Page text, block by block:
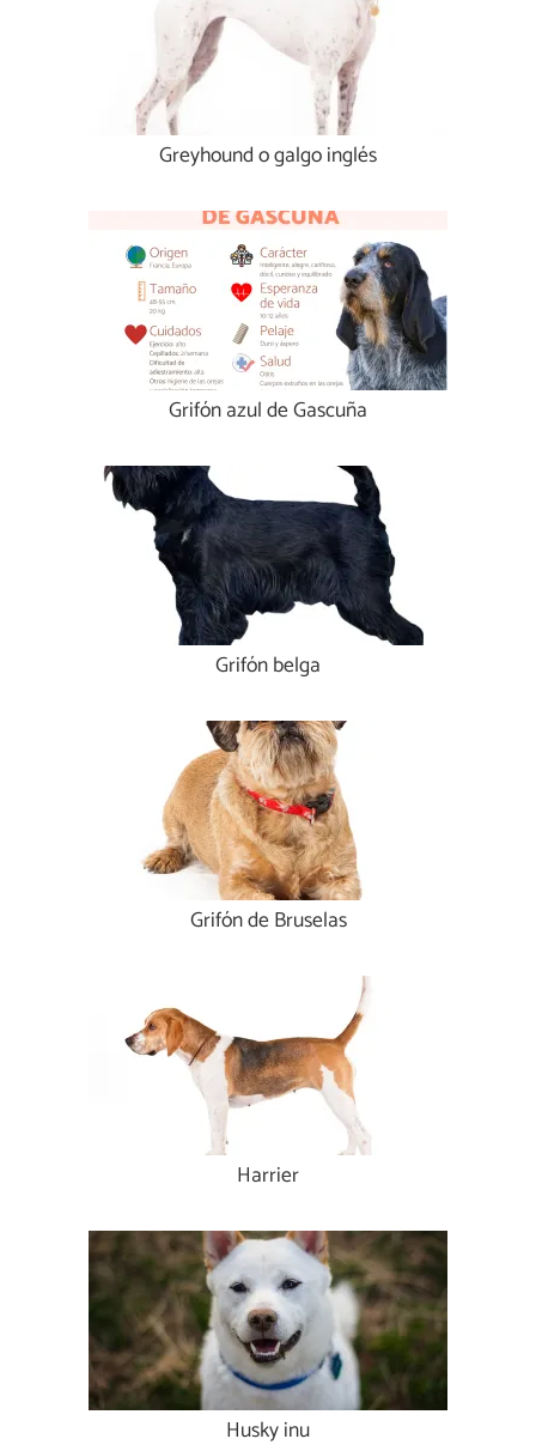
Greyhound o galgo inglés
Grifón azul de Gascuña
Grifón belga
Grifón de Bruselas
Harrier
Husky inu